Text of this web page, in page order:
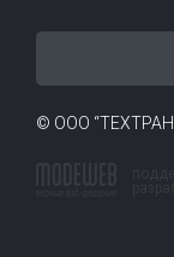
© ООО